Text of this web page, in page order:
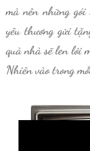
mà nên những
yêu thương gửi
quà nhà sẽ len lỏi
Nhiên vào trong